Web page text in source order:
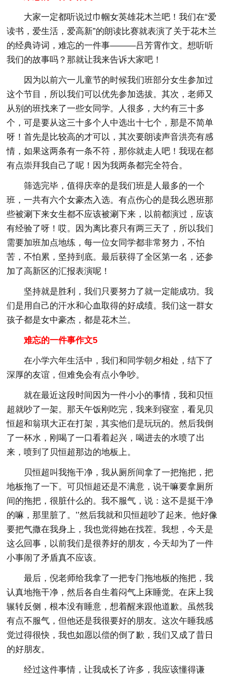
大家一定都听说过巾帼女英雄花木兰吧！我们在“爱
读书，爱生活，爱高新”的朗读比赛就表演了关于花木兰
的经典诗词，难忘的一件事———吕芳霄作文。想听听
我们的故事吗？那就让我来告诉大家吧！
因为以前六一儿童节的时候我们班部分女生参加过
这个节目，所以我们可以优先参加选拔。其次，老师又
从别的班找来了一些女同学。人很多，大约有三十多
个，可是要从这三十多个人中选出十七个，那是不简单
呀！首先是比较高的才可以，其次要朗读声音洪亮有感
情，如果这两条有一条不符，那你就走人吧！我现在都
有点崇拜我自己了呢！因为我两条都完全符合。
筛选完毕，值得庆幸的是我们班是人最多的一个
班，一共有六个女豪杰入选。有点伤心的是我么恩班那
些被涮下来女生都不应该被涮下来，以前都演过，应该
有经验了呀！哎。因为离比赛只有两三天了，所以我们
需要加班加点地练，每一位女同学都非常努力，不怕
苦，不怕累，坚持到底。最后获得了全区第一名，还参
加了高新区的汇报表演呢！
坚持就是胜利，我们只要努力了就一定能成功。我
们是用自己的汗水和心血取得的好成绩。我们这一群女
孩子都是女中豪杰，都是花木兰。
难忘的一件事作文5
在小学六年生活中，我们和同学朝夕相处，结下了
深厚的友谊，但难免会有点小争吵。
就在最近这段时间因为一件小小的事情，我和贝恒
超就吵了一架。那天午饭刚吃完，我来到寝室，看见贝
恒超和翁琪大正在打架，其实他们是玩玩的。然后我倒
了一杯水，刚喝了一口看着起兴，喝进去的水喷了出
来，喷到了贝恒超那边的地板上。
贝恒超叫我拖干净，我从厕所间拿了一把拖把，把
地板拖了一下。可贝恒超还是不满意，说干嘛要拿厕所
间的拖把，很脏什么的。我不服气，说：这不是挺干净
的嘛，那里脏了。’’然后我就和贝恒超吵了起来。他好像
要把气撒在我身上，我也觉得她在找茬。我想，今天是
这么回事，以前我们是很养好的朋友，今天却为了一件
小事闹了矛盾真不应该。
最后，倪老师给我拿了一把专门拖地板的拖把，我
认真地拖干净，然后各自生着闷气上床睡觉。在床上我
辗转反侧，根本没有睡意，想着醒来跟他道歉。虽然我
有点不服气，但他还是我很要好的朋友。这次午睡我感
觉过得很快，我也如愿以偿的倒了歉，我们又成了昔日
的好朋友。
经过这件事情，让我成长了许多，我应该懂得谦